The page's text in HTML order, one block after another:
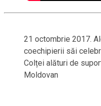
21 octombrie 2017.
coechipierii săi
Colței alături de
Moldovan